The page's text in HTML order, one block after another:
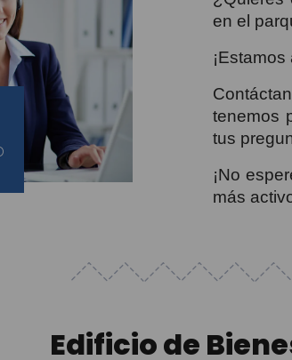
en el
tenemos
tus
¡No
más
Edificio de